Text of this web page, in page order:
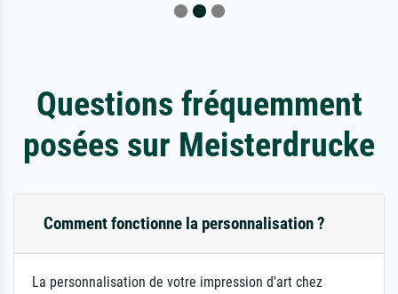
Questions fréquemment
posées sur Meisterdrucke
Comment fonctionne la personnalisation ?
La personnalisation de votre impression d'art chez